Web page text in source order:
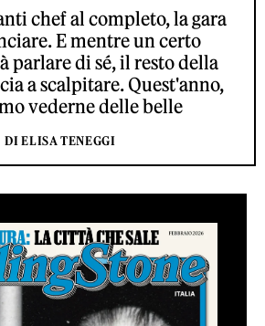
chef al completo, la gara
E mentre un certo
parlare di sé, il resto della
a scalpitare. Quest'anno,
vederne delle belle
DI ELISA TENEGGI